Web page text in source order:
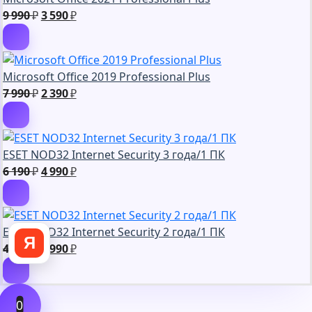
990 ₽.
9 990₽Первоначальная
9
990 ₽.
3 590₽Текущая
590 ₽.
Microsoft Office 2019 Professional Plus
7 990₽Первоначальная
7
990 ₽.
2 390₽Текущая
390 ₽.
ESET NOD32 Internet Security 3 года/1 ПК
6 190₽Первоначальная
6
190 ₽.
4 990₽Текущая
990 ₽.
ESET NOD32 Internet Security 2 года/1 ПК
4 990₽ Первоначальная
цена
составляла
4
3 990₽Текущая
3
0
Я